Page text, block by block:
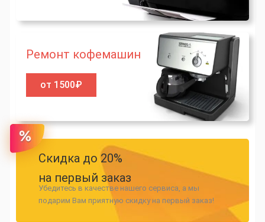
Ремонт кофемашин
от 1500₽
Скидка до 20%
на первый заказ
Убедитесь в качестве нашего сервиса, а мы
подарим Вам приятную скидку на первый заказ!